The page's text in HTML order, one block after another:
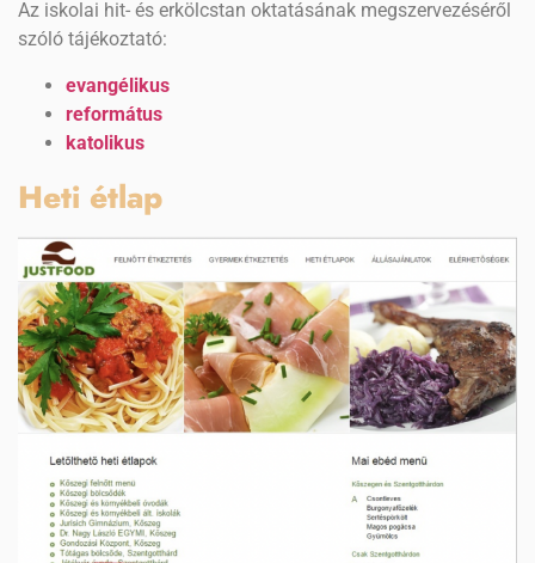
Az iskolai hit- és erkölcstan oktatásának megszervezéséről
szóló tájékoztató:
evangélikus
református
katolikus
Heti étlap